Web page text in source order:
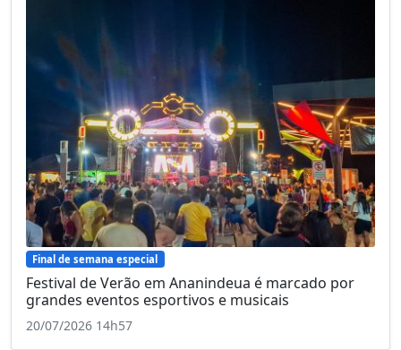
Final de semana especial
Festival de Verão em Ananindeua é marcado por
grandes eventos esportivos e musicais
20/07/2026 14h57